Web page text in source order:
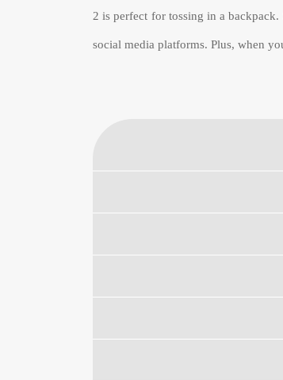
2 is perfect for tossing in a
social media platforms. Plus, when